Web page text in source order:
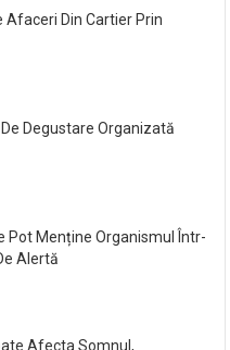
Afaceri Din Cartier Prin
Degustare Organizată
Pot Menține Organismul Într-
Alertă
Afecta Somnul,